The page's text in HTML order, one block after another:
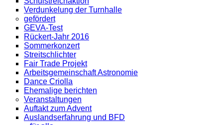
Verdunkelung der Turnhalle
gefördert
GEVA-Test
Rückert-Jahr 2016
Sommerkonzert
Streitschlichter
Fair Trade Projekt
Arbeitsgemeinschaft Astronomie
Dance Criolla
Ehemalige berichten
Veranstaltungen
Auftakt zum Advent
Auslandserfahrung und BFD